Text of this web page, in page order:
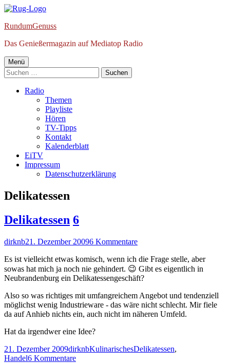
Springe
Inhalt
RundumGenuss
Das Genießermagazin auf Mediatop Radio
Primäres
Menü
Menü
Suchen
nach:
Radio
Themen
Playliste
Hören
TV-Tipps
Kontakt
Kalenderblatt
EiTV
Impressum
Datenschutzerklärung
Schlagwort:
Delikatessen
Delikatessen 6
Autor
dirknbVeröffentlicht
21. Dezember 20096 Kommentarezu
Es ist vielleicht etwas komisch, wenn ich die Frage stelle, aber
sowas hat mich ja noch nie gehindert. 😉 Gibt es eigentlich in
Neubrandenburg ein Delikatessengeschäft?
Also so was richtiges mit umfangreichem Angebot und tendenziell
möglichst wenig Industrieware - das wäre nicht schlecht. Mir fiele
da auf Anhieb nichts ein, auch nicht im näheren Umfeld.
Hat da irgendwer eine Idee?
Veröffentlicht
am
21. Dezember 2009Autor
dirknbKategorien
KulinarischesSchlagwörter
Delikatessen,
Handel6 Kommentarezu